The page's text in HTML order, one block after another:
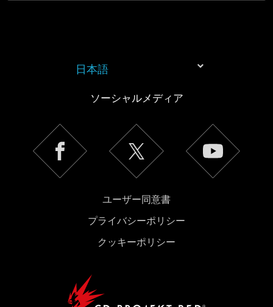
日本語
ソーシャルメディア
ユーザー同意書
プライバシーポリシー
クッキーポリシー